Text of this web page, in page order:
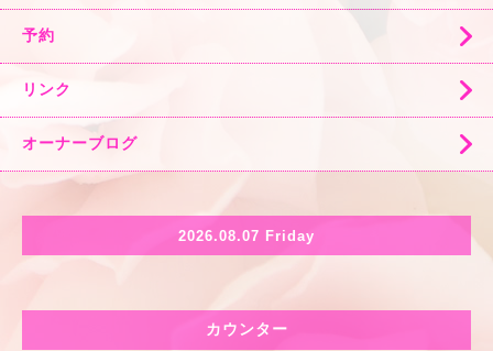
予約
リンク
オーナーブログ
2026.08.07 Friday
カウンター